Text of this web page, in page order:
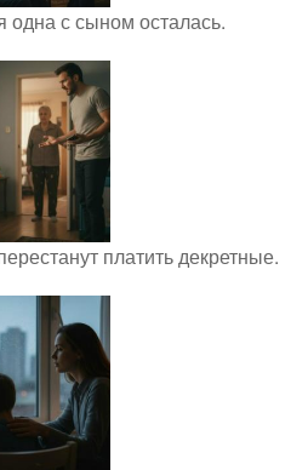
с сыном осталась.
платить декретные.